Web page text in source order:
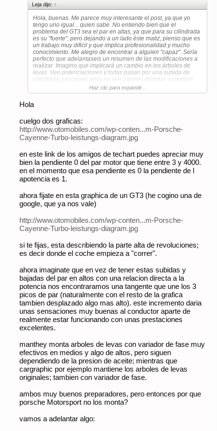
Leja dijo: ↑
Hola, buenas. Me parece muy interesante el post, ya que yo
tengo uno igual... quien sabe. No entiendo bien que el
problema del GT3 sea el par en altas, ya que para su cilindrada
es su "fuerte", pero dejando a un lado éste matiz, pienso que es
un trabajo muy dificil y que implica profesionalidad y mucho
conocimiento. Me alegro de encontrar a alguien "capaz". Sería
perfecto que adelantaseis un resumen de las modificaciones a
realizar. Imagino que implicará un cambio en los árboles de
levas. Veo potenciaciones y todas pasan por una subida de
cilindrada y escapes, pero no veo árboles distintos y siempre
me ha extrañado siendo un motor de carrera corta, con las
posibilidades que ésto conlleva. Ya he comprado las palomitas
para abrir apetito.
Haz clic para expandir...
Hola
cuelgo dos graficas:
http://www.otomobiles.com/wp-conten...m-Porsche-
Cayenne-Turbo-leistungs-diagram.jpg
en este link de los amigos de techart puedes apreciar muy
bien la pendiente 0 del par motor que tiene entre 3 y 4000.
en el momento que esa pendiente es 0 la pendiente de l
apotencia es 1.
ahora fijate en esta graphica de un GT3 (he cogino una de
google, que ya nos vale)
http://www.otomobiles.com/wp-conten...m-Porsche-
Cayenne-Turbo-leistungs-diagram.jpg
si te fijas, esta describiendo la parte alta de revoluciones;
es decir donde el coche empieza a "correr".
ahora imaginate que en vez de tener estas subidas y
bajadas del par en altos con una relacion directa a la
potencia nos encontraramos una tangente que une los 3
picos de par (naturalmente con el resto de la grafica
tambien desplazado algo mas alto). este incremento daria
unas sensaciones muy buenas al conductor aparte de
realmente estar funcionando con unas prestaciones
excelentes.
manthey monta arboles de levas con variador de fase muy
efectivos en medios y algo de altos, pero siguen
dependiendo de la presion de aceite; mientras que
cargraphic por ejemplo mantiene los arboles de levas
originales; tambien con variador de fase.
ambos muy buenos preparadores, pero entonces por que
porsche Motorsport no los monta?
vamos a adelantar algo: